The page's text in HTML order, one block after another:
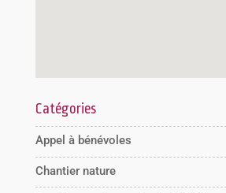
Catégories
Appel à bénévoles
Chantier nature